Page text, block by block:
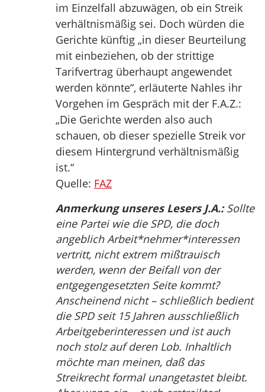
im Einzelfall abzuwägen, ob ein Streik
verhältnismäßig sei. Doch würden die
Gerichte künftig „in dieser Beurteilung
mit einbeziehen, ob der strittige
Tarifvertrag überhaupt angewendet
werden könnte“, erläuterte Nahles ihr
Vorgehen im Gespräch mit der F.A.Z.:
„Die Gerichte werden also auch
schauen, ob dieser spezielle Streik vor
diesem Hintergrund verhältnismäßig
ist.“
Quelle: FAZ
Anmerkung unseres Lesers J.A.:Sollte
eine Partei wie die SPD, die doch
angeblich Arbeit*nehmer*interessen
vertritt, nicht extrem mißtrauisch
werden, wenn der Beifall von der
entgegengesetzten Seite kommt?
Anscheinend nicht – schließlich bedient
die SPD seit 15 Jahren ausschließlich
Arbeitgeberinteressen und ist auch
noch stolz auf deren Lob. Inhaltlich
möchte man meinen, daß das
Streikrecht formal unangetastet bleibt.